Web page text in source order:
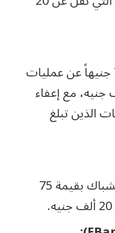
يفرض مصاريف بقيمة 75 جنيهاً عن عمليات
أقصى 30 ألف جنيه، مع إعفاء
الذين تبلغ
يفرض عمولة سحب من الشباك بقيمة 75